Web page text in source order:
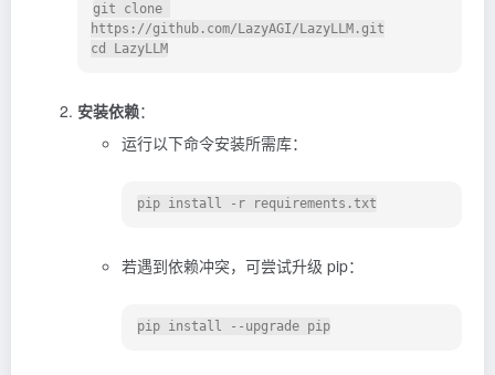
git clone
https://github.com/LazyAGI/LazyLLM.git
安装依赖：
运行以下命令安装所需库：
若遇到依赖冲突，可尝试升级 pip：